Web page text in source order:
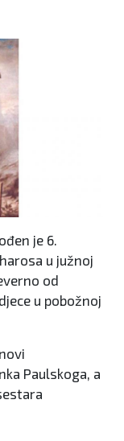
je 6.
u južnoj
od
u pobožnoj
Paulskoga, a